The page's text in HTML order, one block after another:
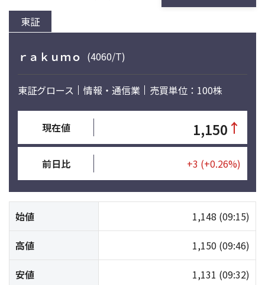
東証
ｒａｋｕｍｏ (4060/T)
東証グロース 情報・通信業 売買単位：100株
現在値 1,150 ↑
前日比 +3 (+0.26%)
始値 1,148 (09:15)
高値 1,150 (09:46)
安値 1,131 (09:32)